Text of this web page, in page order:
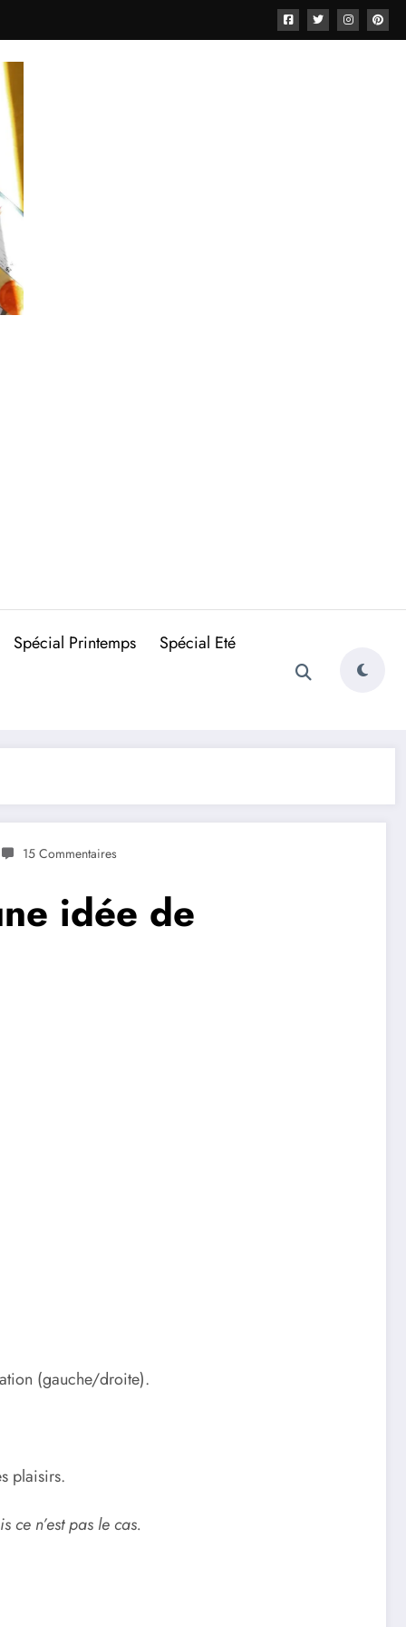
Spécial Printemps Spécial Eté
15 Commentaires
idée de
(gauche/droite).
plaisirs.
ce n’est pas le cas.